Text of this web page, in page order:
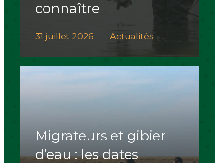
connaître
31 juillet 2026 Actualités
Migrateurs et gibier
d’eau : les dates